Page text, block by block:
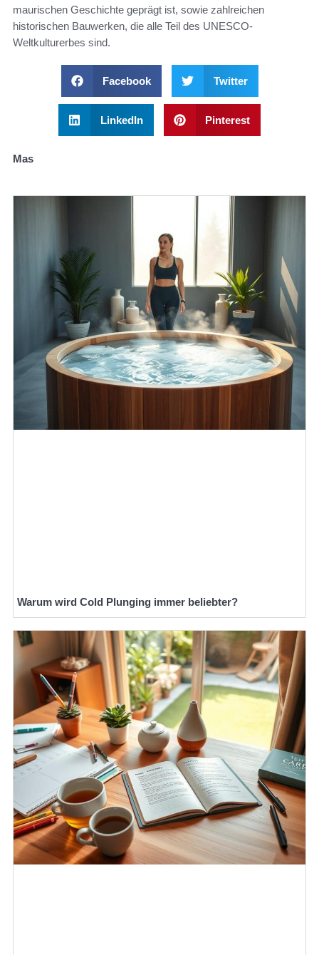
maurischen Geschichte geprägt ist, sowie zahlreichen
historischen Bauwerken, die alle Teil des UNESCO-
Weltkulturerbes sind.
Facebook Twitter
LinkedIn Pinterest
Mas
Warum wird Cold Plunging immer beliebter?